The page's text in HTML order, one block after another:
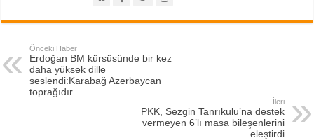
Önceki Haber
Erdoğan BM kürsüsünde bir kez
daha yüksek dille
seslendi:Karabağ Azerbaycan
toprağıdır
İleri
PKK, Sezgin Tanrıkulu’na destek
vermeyen 6’lı masa bileşenlerini
eleştirdi